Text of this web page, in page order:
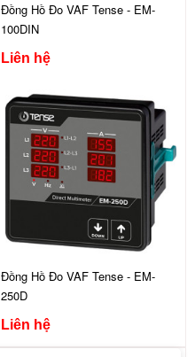
Đồng Hồ Đo VAF Tense - EM-
100DIN
Liên hệ
Đồng Hồ Đo VAF Tense - EM-
250D
Liên hệ